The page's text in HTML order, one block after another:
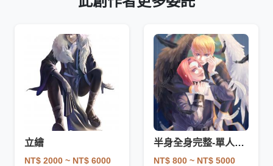
立繪
NT$ 2000 ~ NT$ 6000
半身全身完整-單人、多人(只畫男)
NT$ 800 ~ NT$ 5000